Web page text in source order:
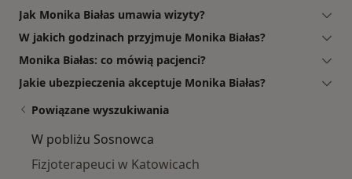
Jak Monika Białas umawia wizyty?
W jakich godzinach przyjmuje Monika Białas?
Monika Białas: co mówią pacjenci?
Jakie ubezpieczenia akceptuje Monika Białas?
Powiązane wyszukiwania
W pobliżu Sosnowca
Fizjoterapeuci w Katowicach